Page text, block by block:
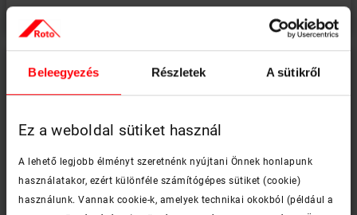
Beleegyezés Részletek A sütikről
Ez a weboldal sütiket használ
A lehető legjobb élményt szeretnénk nyújtani Önnek honlapunk
használatakor, ezért különféle számítógépes sütiket (cookie)
használunk. Vannak cookie-k, amelyek technikai okokból (például a